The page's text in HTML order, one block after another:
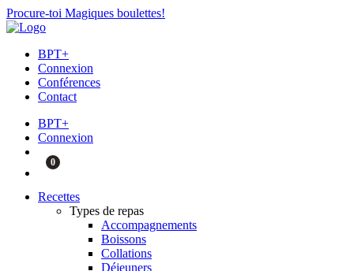
Procure-toi Magiques boulettes!
BPT+
Connexion
Conférences
Contact
BPT+
Connexion
0
Recettes
Types de repas
Accompagnements
Boissons
Collations
Déjeuners